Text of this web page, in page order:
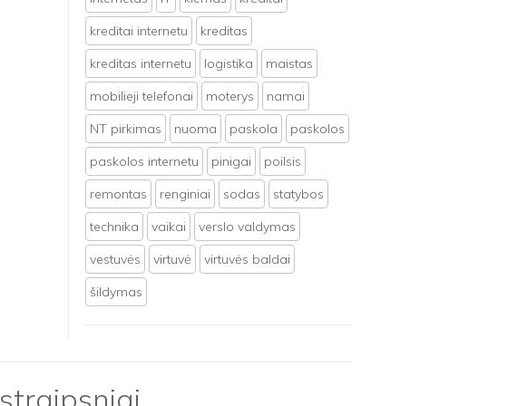
kreditai internetu
kreditas
kreditas internetu
logistika
maistas
mobilieji telefonai
moterys
namai
NT pirkimas
nuoma paskola
paskolos
paskolos internetu
pinigai
poilsis
remontas
renginiai sodas
statybos
technika
vaikai
verslo valdymas
vestuvės
virtuvė
virtuvės baldai
šildymas